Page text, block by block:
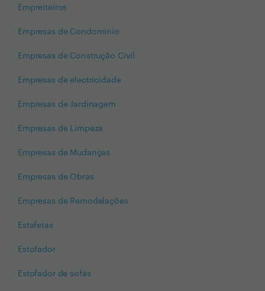
Empreiteiros
Empresas de Condomínio
Empresas de Construção Civil
Empresas de electricidade
Empresas de Jardinagem
Empresas de Limpeza
Empresas de Mudanças
Empresas de Obras
Empresas de Remodelações
Estafetas
Estofador
Estofador de sofás